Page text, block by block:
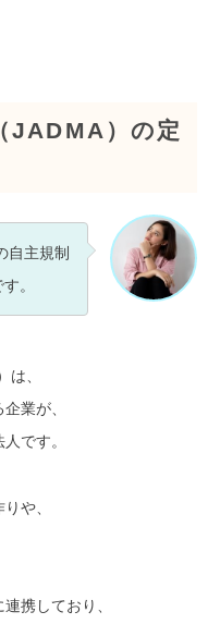
JADMA）の定
自主規制
。
は、
業が、
です。
や、
携しており、